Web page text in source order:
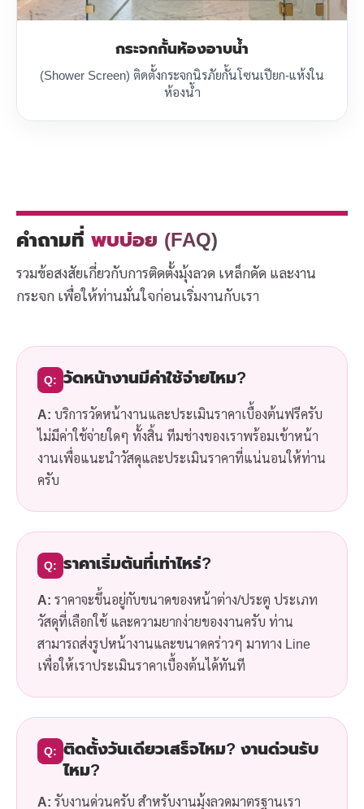
กระจกกั้นห้องอาบน้ำ
(Shower Screen) ติดตั้งกระจกนิรภัยกั้นโซนเปียก-แห้งใน
ห้องน้ำ
คำถามที่ พบบ่อย (FAQ)
รวมข้อสงสัยเกี่ยวกับการติดตั้งมุ้งลวด เหล็กดัด และงาน
กระจก เพื่อให้ท่านมั่นใจก่อนเริ่มงานกับเรา
Q: วัดหน้างานมีค่าใช้จ่ายไหม?
A: บริการวัดหน้างานและประเมินราคาเบื้องต้นฟรีครับ
ไม่มีค่าใช้จ่ายใดๆ ทั้งสิ้น ทีมช่างของเราพร้อมเข้าหน้า
งานเพื่อแนะนำวัสดุและประเมินราคาที่แน่นอนให้ท่าน
ครับ
Q: ราคาเริ่มต้นที่เท่าไหร่?
A: ราคาจะขึ้นอยู่กับขนาดของหน้าต่าง/ประตู ประเภท
วัสดุที่เลือกใช้ และความยากง่ายของงานครับ ท่าน
สามารถส่งรูปหน้างานและขนาดคร่าวๆ มาทาง Line
เพื่อให้เราประเมินราคาเบื้องต้นได้ทันที
Q: ติดตั้งวันเดียวเสร็จไหม? งานด่วนรับ
ไหม?
A: รับงานด่วนครับ สำหรับงานมุ้งลวดมาตรฐานเรา